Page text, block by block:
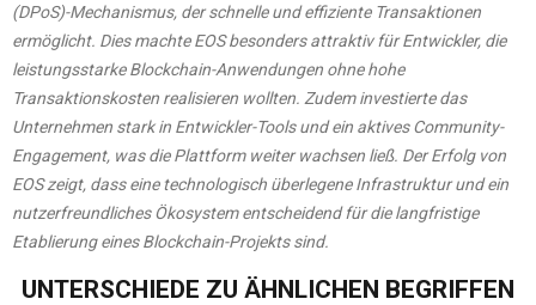
(DPoS)-Mechanismus, der schnelle und effiziente Transaktionen
ermöglicht. Dies machte EOS besonders attraktiv für Entwickler, die
leistungsstarke Blockchain-Anwendungen ohne hohe
Transaktionskosten realisieren wollten. Zudem investierte das
Unternehmen stark in Entwickler-Tools und ein aktives Community-
Engagement, was die Plattform weiter wachsen ließ. Der Erfolg von
EOS zeigt, dass eine technologisch überlegene Infrastruktur und ein
nutzerfreundliches Ökosystem entscheidend für die langfristige
Etablierung eines Blockchain-Projekts sind.
UNTERSCHIEDE ZU ÄHNLICHEN BEGRIFFEN